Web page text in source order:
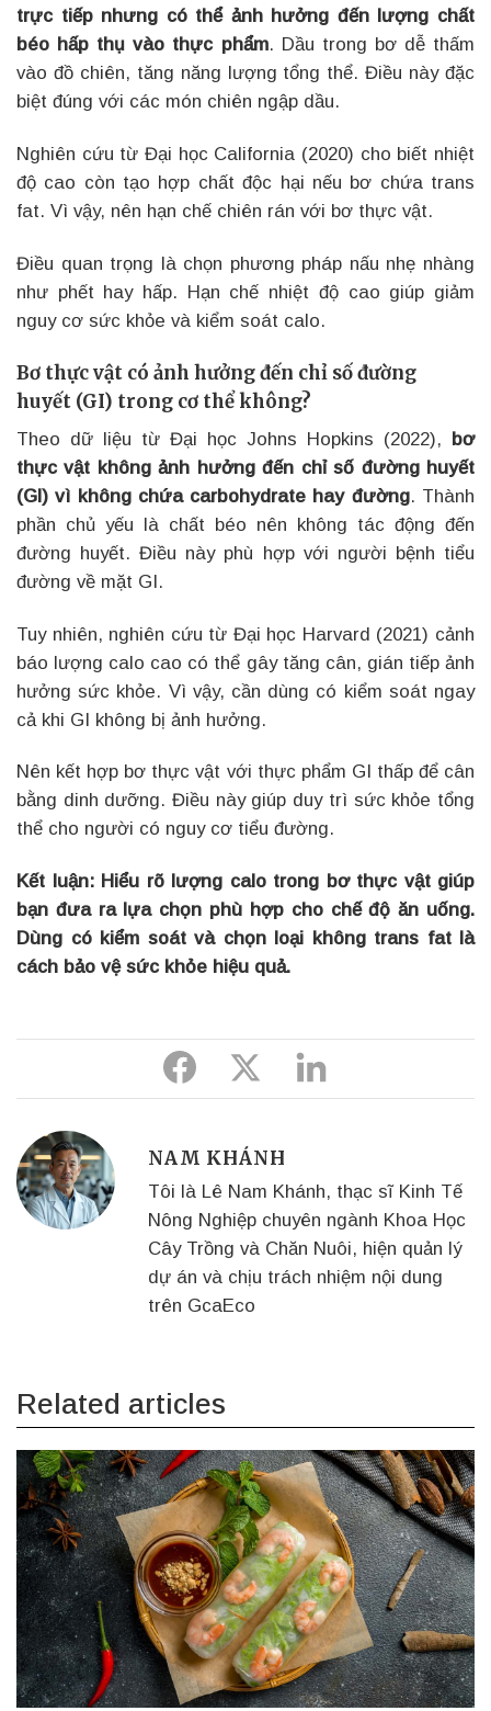
trực tiếp nhưng có thể ảnh hưởng đến lượng chất
béo hấp thụ vào thực phẩm. Dầu trong bơ dễ thấm
vào đồ chiên, tăng năng lượng tổng thể. Điều này đặc
biệt đúng với các món chiên ngập dầu.
Nghiên cứu từ Đại học California (2020) cho biết nhiệt
độ cao còn tạo hợp chất độc hại nếu bơ chứa trans
fat. Vì vậy, nên hạn chế chiên rán với bơ thực vật.
Điều quan trọng là chọn phương pháp nấu nhẹ nhàng
như phết hay hấp. Hạn chế nhiệt độ cao giúp giảm
nguy cơ sức khỏe và kiểm soát calo.
Bơ thực vật có ảnh hưởng đến chỉ số đường
huyết (GI) trong cơ thể không?
Theo dữ liệu từ Đại học Johns Hopkins (2022), bơ
thực vật không ảnh hưởng đến chỉ số đường huyết
(GI) vì không chứa carbohydrate hay đường. Thành
phần chủ yếu là chất béo nên không tác động đến
đường huyết. Điều này phù hợp với người bệnh tiểu
đường về mặt GI.
Tuy nhiên, nghiên cứu từ Đại học Harvard (2021) cảnh
báo lượng calo cao có thể gây tăng cân, gián tiếp ảnh
hưởng sức khỏe. Vì vậy, cần dùng có kiểm soát ngay
cả khi GI không bị ảnh hưởng.
Nên kết hợp bơ thực vật với thực phẩm GI thấp để cân
bằng dinh dưỡng. Điều này giúp duy trì sức khỏe tổng
thể cho người có nguy cơ tiểu đường.
Kết luận: Hiểu rõ lượng calo trong bơ thực vật giúp
bạn đưa ra lựa chọn phù hợp cho chế độ ăn uống.
Dùng có kiểm soát và chọn loại không trans fat là
cách bảo vệ sức khỏe hiệu quả.
Share
Share
Share
NAM KHÁNH
Tôi là Lê Nam Khánh, thạc sĩ Kinh Tế
Nông Nghiệp chuyên ngành Khoa Học
Cây Trồng và Chăn Nuôi, hiện quản lý
dự án và chịu trách nhiệm nội dung
trên GcaEco
Related articles